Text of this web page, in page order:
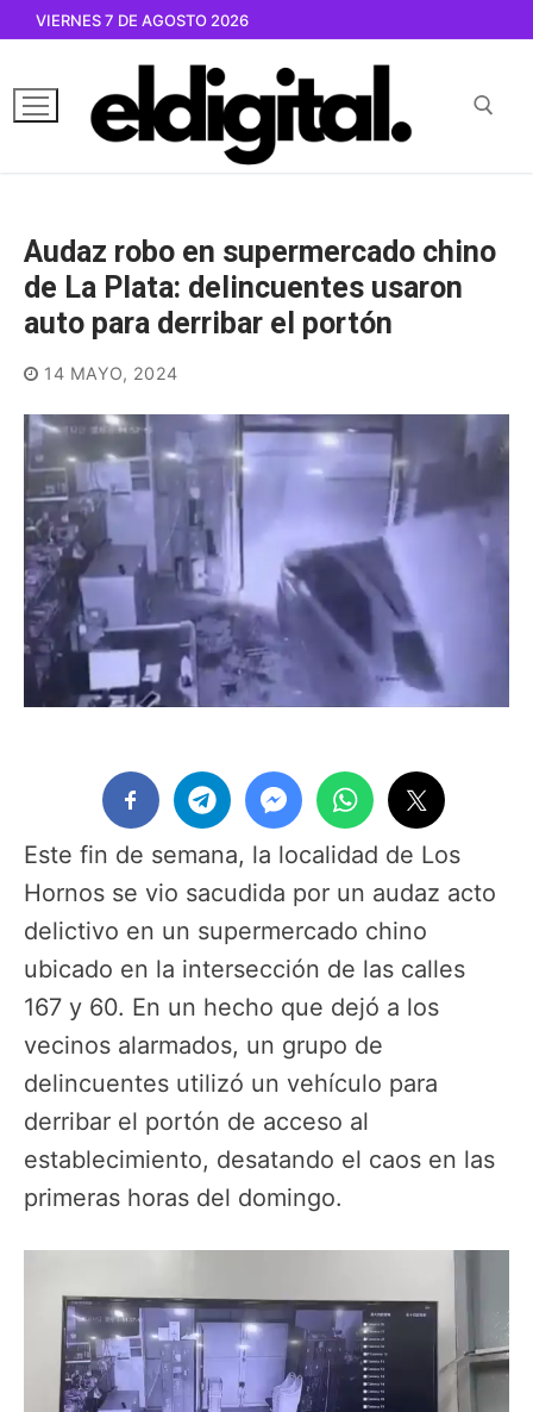
contenido
VIERNES 7 DE AGOSTO 2026
Audaz robo en supermercado chino
de La Plata: delincuentes usaron
auto para derribar el portón
14 MAYO, 2024
Este fin de semana, la localidad de Los
Hornos se vio sacudida por un audaz acto
delictivo en un supermercado chino
ubicado en la intersección de las calles
167 y 60. En un hecho que dejó a los
vecinos alarmados, un grupo de
delincuentes utilizó un vehículo para
derribar el portón de acceso al
establecimiento, desatando el caos en las
primeras horas del domingo.